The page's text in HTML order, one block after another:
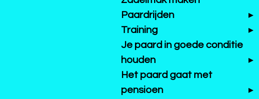
Paardrijden
Training
Je paard in goede conditie
houden
Het paard gaat met
pensioen